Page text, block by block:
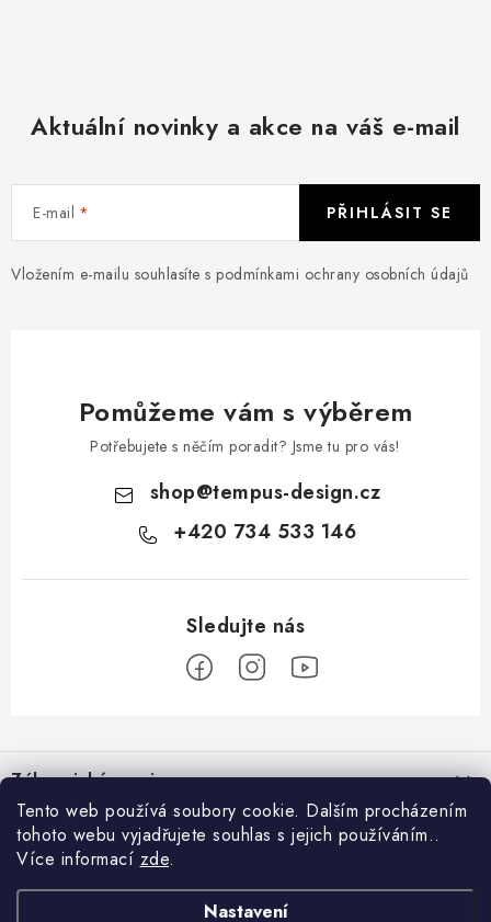
Tento web používá soubory cookie. Dalším procházením
tohoto webu vyjadřujete souhlas s jejich používáním..
Více informací zde.
Nastavení
Aktuální novinky a akce na váš e-mail
E-mail
Vložením e-mailu souhlasíte s podmínkami ochrany osobních údajů
PŘIHLÁSIT SE
Pomůžeme vám s výběrem
Potřebujete s něčím poradit? Jsme tu pro vás!
shop@tempus-design.cz
+420 734 533 146
á
pZákaznický servis
Hodnocení obchodu
Registrace do VIP klubu
O nás
Užitečné odkazy
GDPR